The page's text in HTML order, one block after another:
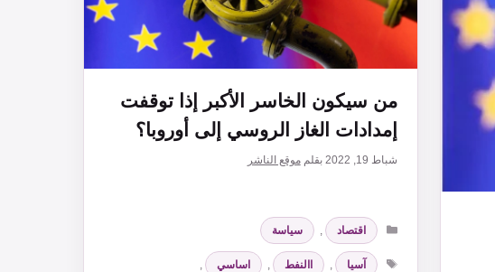
من سيكون الخاسر الأكبر إذا توقفت
إمدادات الغاز الروسي إلى أوروبا؟
شباط 19, 2022 بقلمموقع الناشر
التصنيفات
اقتصاد
سياسة
الوسوم
آسيا االنفط اساسي